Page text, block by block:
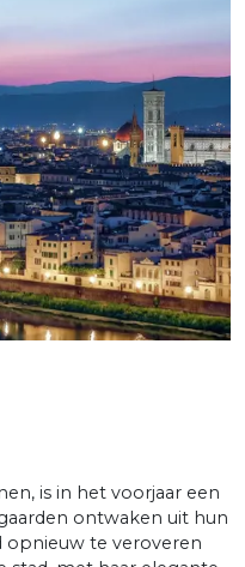
is in het voorjaar een
ontwaken uit hun
opnieuw te veroveren